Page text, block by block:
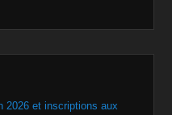
2026 et inscriptions aux